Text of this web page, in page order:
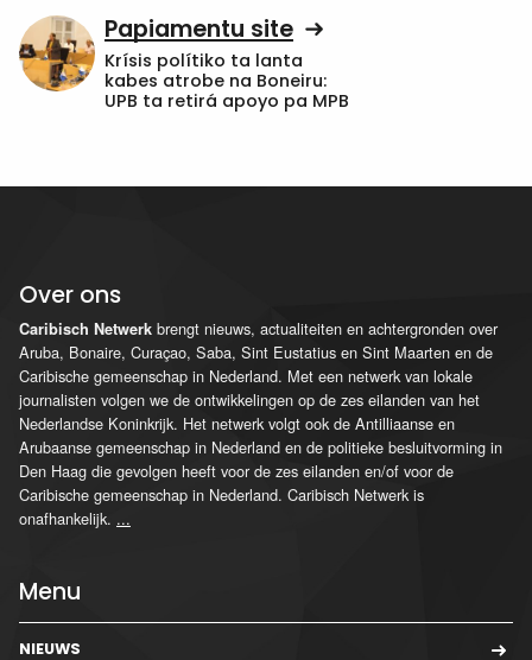
Papiamentu site
Krísis polítiko ta lanta
kabes atrobe na Boneiru:
UPB ta retirá apoyo pa MPB
Over ons
Caribisch Netwerk brengt nieuws, actualiteiten en achtergronden over
Aruba, Bonaire, Curaçao, Saba, Sint Eustatius en Sint Maarten en de
Caribische gemeenschap in Nederland. Met een netwerk van lokale
journalisten volgen we de ontwikkelingen op de zes eilanden van het
Nederlandse Koninkrijk. Het netwerk volgt ook de Antilliaanse en
Arubaanse gemeenschap in Nederland en de politieke besluitvorming in
Den Haag die gevolgen heeft voor de zes eilanden en/of voor de
Caribische gemeenschap in Nederland. Caribisch Netwerk is
onafhankelijk. ...
Menu
NIEUWS